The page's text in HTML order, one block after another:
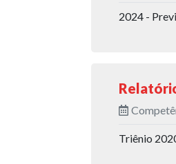
2024 -
Triênio